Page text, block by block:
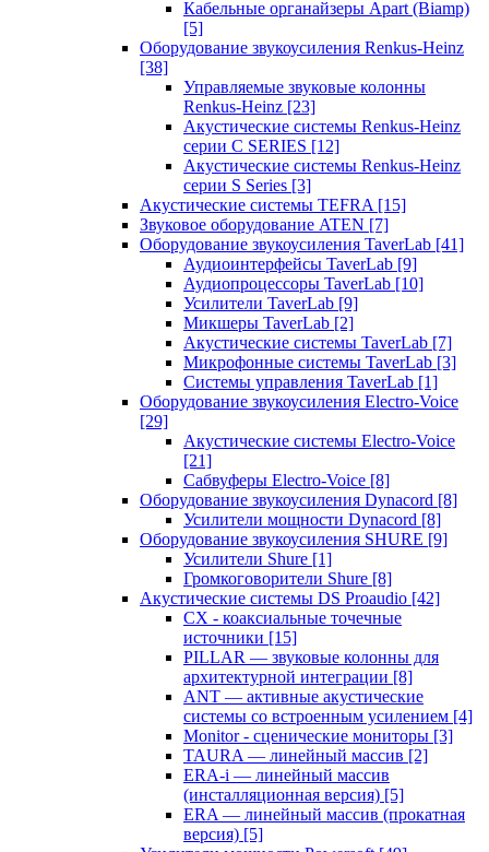
Кабельные органайзеры Apart (Biamp)
[5]
Оборудование звукоусиления Renkus-Heinz
[38]
Управляемые звуковые колонны
Renkus-Heinz [23]
Акустические системы Renkus-Heinz
серии C SERIES [12]
Акустические системы Renkus-Heinz
серии S Series [3]
Акустические системы TEFRA [15]
Звуковое оборудование ATEN [7]
Оборудование звукоусиления TaverLab [41]
Аудиоинтерфейсы TaverLab [9]
Аудиопроцессоры TaverLab [10]
Усилители TaverLab [9]
Микшеры TaverLab [2]
Акустические системы TaverLab [7]
Микрофонные системы TaverLab [3]
Системы управления TaverLab [1]
Оборудование звукоусиления Electro-Voice
[29]
Акустические системы Electro-Voice
[21]
Сабвуферы Electro-Voice [8]
Оборудование звукоусиления Dynacord [8]
Усилители мощности Dynacord [8]
Оборудование звукоусиления SHURE [9]
Усилители Shure [1]
Громкоговорители Shure [8]
Акустические системы DS Proaudio [42]
CX - коаксиальные точечные
источники [15]
PILLAR — звуковые колонны для
архитектурной интеграции [8]
ANT — активные акустические
системы со встроенным усилением [4]
Monitor - сценические мониторы [3]
TAURA — линейный массив [2]
ERA-i — линейный массив
(инсталляционная версия) [5]
ERA — линейный массив (прокатная
версия) [5]